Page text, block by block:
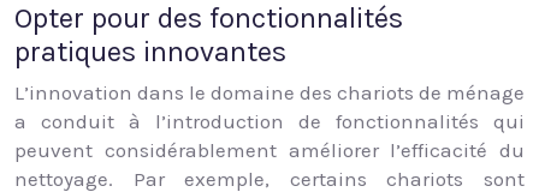
Opter pour des fonctionnalités
pratiques innovantes
L’innovation dans le domaine des chariots de ménage
a conduit à l’introduction de fonctionnalités qui
peuvent considérablement améliorer l’efficacité du
nettoyage. Par exemple, certains chariots sont